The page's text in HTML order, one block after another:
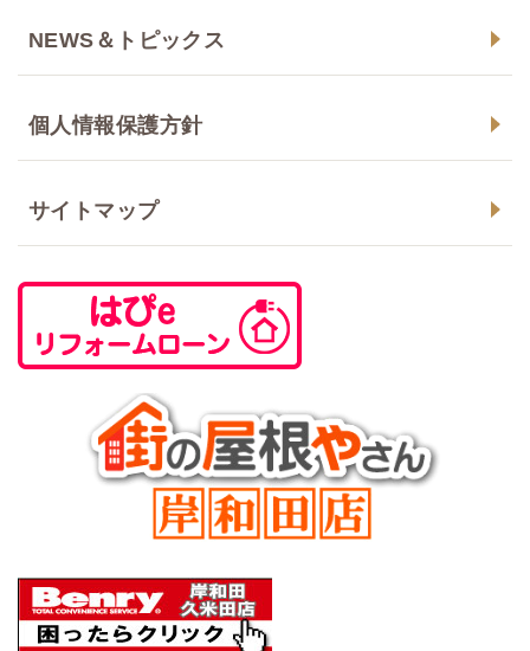
NEWS＆トピックス
個人情報保護方針
サイトマップ